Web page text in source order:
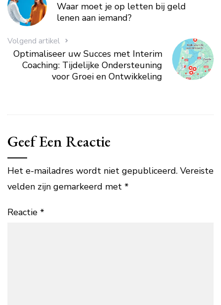
Waar moet je op letten bij geld
lenen aan iemand?
Volgend artikel
Optimaliseer uw Succes met Interim
Coaching: Tijdelijke Ondersteuning
voor Groei en Ontwikkeling
Geef Een Reactie
Het e-mailadres wordt niet gepubliceerd. Vereiste
velden zijn gemarkeerd met *
Reactie *